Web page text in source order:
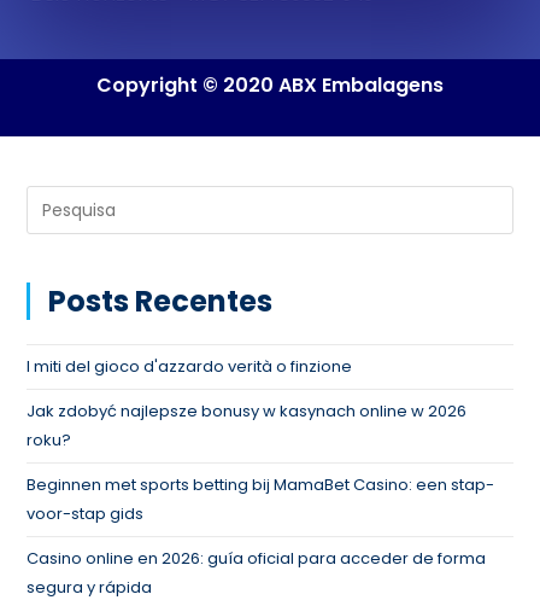
Copyright © 2020 ABX Embalagens
Posts Recentes
I miti del gioco d'azzardo verità o finzione
Jak zdobyć najlepsze bonusy w kasynach online w 2026
roku?
Beginnen met sports betting bij MamaBet Casino: een stap-
voor-stap gids
Casino online en 2026: guía oficial para acceder de forma
segura y rápida